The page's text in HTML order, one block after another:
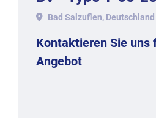
2000.
Bad Salzuflen, Deutschland
Kontaktieren Sie uns
Angebot